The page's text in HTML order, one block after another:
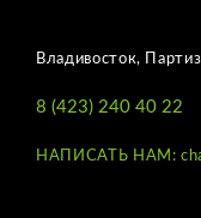
Владивосток,
8 (423) 240 40 22
НАПИСАТЬ НАМ: